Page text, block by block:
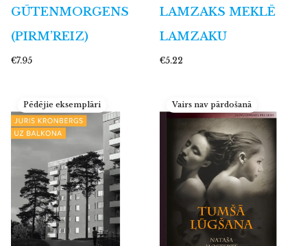
GŪTENMORGENS
(PIRM’REIZ)
€7.95
LAMZAKS MEKLĒ
LAMZAKU
€5.22
Pēdējie eksemplāri Vairs nav pārdošanā